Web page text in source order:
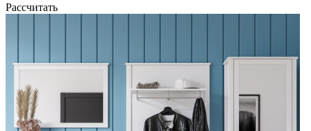
Рассчитать